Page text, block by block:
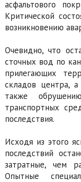
асфальтового
Критической
возникновению
Очевидно, что
сточных вод по
прилегающих
складов центра,
также
транспортных
последствия.
Исходя из этого
последствий
затратные, чем
Опытные